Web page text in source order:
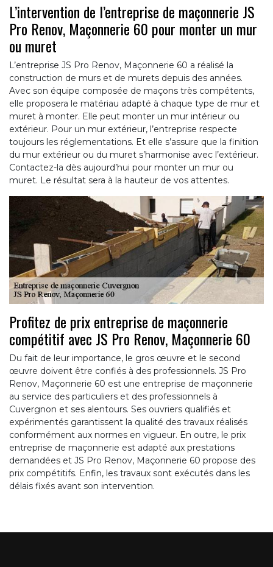
L’intervention de l’entreprise de maçonnerie JS
Pro Renov, Maçonnerie 60 pour monter un mur
ou muret
L’entreprise JS Pro Renov, Maçonnerie 60 a réalisé la
construction de murs et de murets depuis des années.
Avec son équipe composée de maçons très compétents,
elle proposera le matériau adapté à chaque type de mur et
muret à monter. Elle peut monter un mur intérieur ou
extérieur. Pour un mur extérieur, l’entreprise respecte
toujours les réglementations. Et elle s’assure que la finition
du mur extérieur ou du muret s’harmonise avec l’extérieur.
Contactez-la dès aujourd’hui pour monter un mur ou
muret. Le résultat sera à la hauteur de vos attentes.
Profitez de prix entreprise de maçonnerie
compétitif avec JS Pro Renov, Maçonnerie 60
Du fait de leur importance, le gros œuvre et le second
œuvre doivent être confiés à des professionnels. JS Pro
Renov, Maçonnerie 60 est une entreprise de maçonnerie
au service des particuliers et des professionnels à
Cuvergnon et ses alentours. Ses ouvriers qualifiés et
expérimentés garantissent la qualité des travaux réalisés
conformément aux normes en vigueur. En outre, le prix
entreprise de maçonnerie est adapté aux prestations
demandées et JS Pro Renov, Maçonnerie 60 propose des
prix compétitifs. Enfin, les travaux sont exécutés dans les
délais fixés avant son intervention.